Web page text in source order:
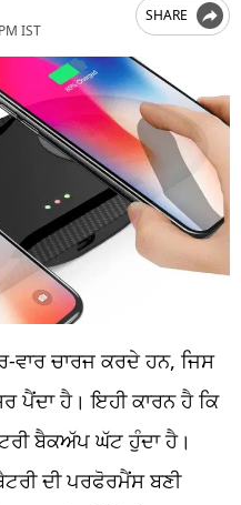
IST
SHARE
ਚਾਰਜ ਕਰਦੇ ਹਨ, ਜਿਸ
ਪੈਂਦਾ ਹੈ। ਇਹੀ ਕਾਰਨ ਹੈ ਕਿ
ਬੈਕਅੱਪ ਘੱਟ ਹੁੰਦਾ ਹੈ।
ਦੀ ਪਰਫੋਰਮੈਂਸ ਬਣੀ